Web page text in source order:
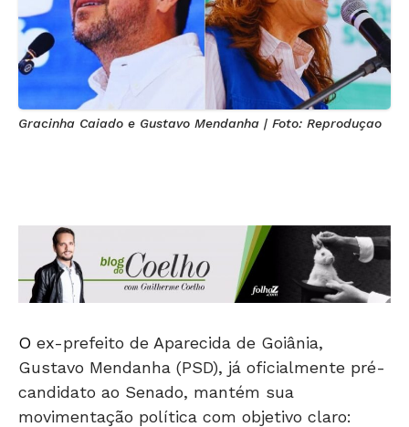
Gracinha Caiado e Gustavo Mendanha | Foto: Reproduçao
Gustavo Mendanha (PSD), já oficialmente pré-
candidato ao Senado, mantém sua
movimentação política com objetivo claro:
conquistar uma das duas vagas em disputa